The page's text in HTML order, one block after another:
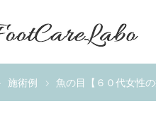
施術例 魚の目【６０代女性の